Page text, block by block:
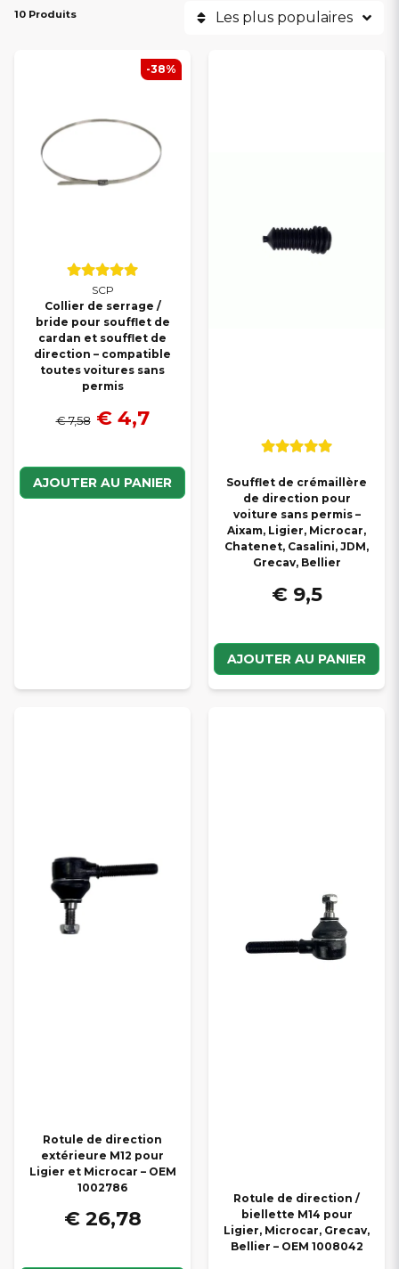
composant est rigoureusement sélectionné pour garantir une
Commandez dès aujourd’hui vos
10 Produits Les plus populaires
SCP
Collier de serrage /
bride pour soufflet de
cardan et soufflet de
direction – compatible
toutes voitures sans
permis
€ 7,58 € 4,7
AJOUTER AU PANIER
-38%
Soufflet de crémaillère
de direction pour
voiture sans permis –
Aixam, Ligier, Microcar,
Chatenet, Casalini, JDM,
Grecav, Bellier
€ 9,5
AJOUTER AU PANIER
Rotule de direction
extérieure M12 pour
Ligier et Microcar – OEM
1002786
€ 26,78
Rotule de direction /
biellette M14 pour
Ligier, Microcar, Grecav,
Bellier – OEM 1008042